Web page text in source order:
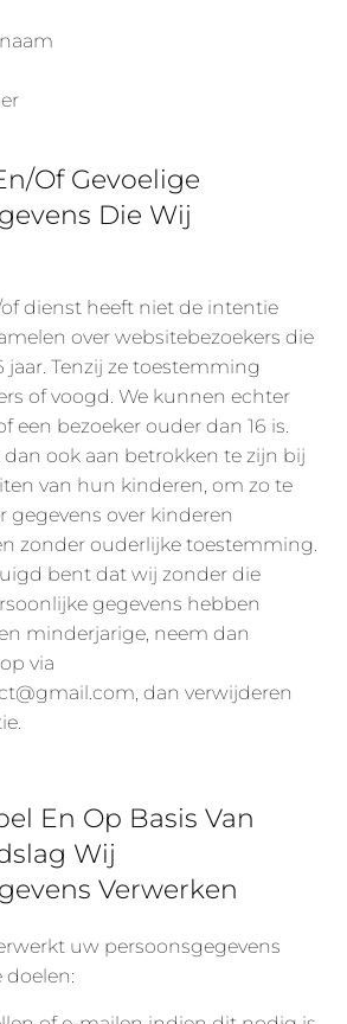
of Gevoelige
Die Wij
dienst heeft niet de intentie
over websitebezoekers die
jaar. Tenzij ze toestemming
of voogd. We kunnen echter
een bezoeker ouder dan 16 is.
ook aan betrokken te zijn bij
van hun kinderen, om zo te
gegevens over kinderen
zonder ouderlijke toestemming.
bent dat wij zonder die
gegevens hebben
minderjarige, neem dan
via
dan verwijderen
En Op Basis Van
Wij
Verwerken
uw persoonsgegevens
doelen: